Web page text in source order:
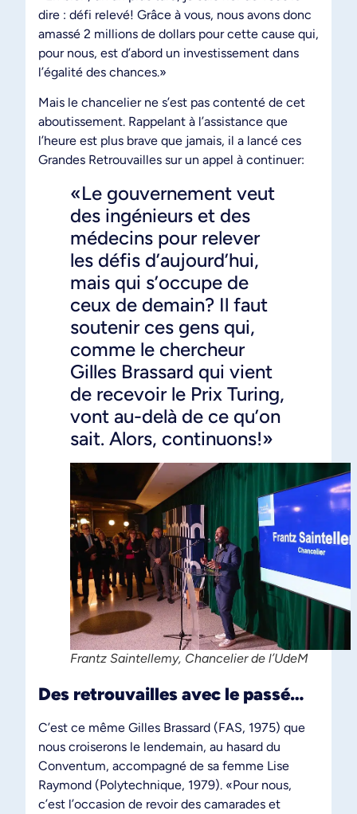
dire : défi relevé! Grâce à vous, nous avons donc
amassé 2 millions de dollars pour cette cause qui,
pour nous, est d’abord un investissement dans
l’égalité des chances.»
Mais le chancelier ne s’est pas contenté de cet
aboutissement. Rappelant à l’assistance que
l’heure est plus brave que jamais, il a lancé ces
Grandes Retrouvailles sur un appel à continuer:
«Le gouvernement veut
des ingénieurs et des
médecins pour relever
les défis d’aujourd’hui,
mais qui s’occupe de
ceux de demain? Il faut
soutenir ces gens qui,
comme le chercheur
Gilles Brassard qui vient
de recevoir le Prix Turing,
vont au-delà de ce qu’on
sait. Alors, continuons!»
Frantz Saintellemy, Chancelier de l’UdeM
Des retrouvailles avec le passé…
C’est ce même Gilles Brassard (FAS, 1975) que
nous croiserons le lendemain, au hasard du
Conventum, accompagné de sa femme Lise
Raymond (Polytechnique, 1979). «Pour nous,
c’est l’occasion de revoir des camarades et